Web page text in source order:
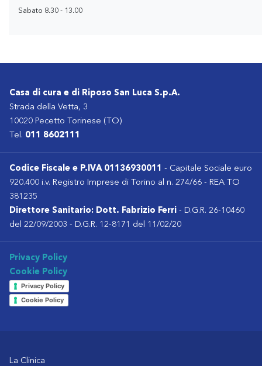
Sabato 8.30 - 13.00
Casa di cura e di Riposo San Luca S.p.A.
Strada della Vetta, 3
10020 Pecetto Torinese (TO)
Tel. 011 8602111
Codice Fiscale e P.IVA 01136930011 - Capitale Sociale euro
920.400 i.v. Registro Imprese di Torino al n. 274/66 - REA TO
381235
Direttore Sanitario: Dott. Fabrizio Ferri - D.G.R. 26-10460
del 22/09/2003 - D.G.R. 12-8171 del 11/02/20
Privacy Policy
Cookie Policy
Privacy Policy
Cookie Policy
La Clinica